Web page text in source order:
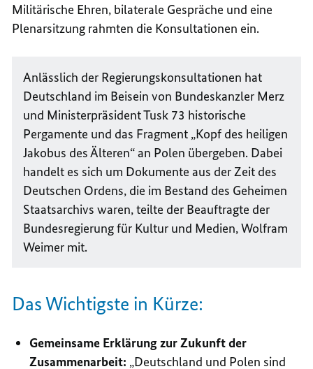
Militärische Ehren, bilaterale Gespräche und eine
Plenarsitzung rahmten die Konsultationen ein.
Anlässlich der Regierungskonsultationen hat
Deutschland im Beisein von Bundeskanzler Merz
und Ministerpräsident Tusk 73 historische
Pergamente und das Fragment „Kopf des heiligen
Jakobus des Älteren“ an Polen übergeben. Dabei
handelt es sich um Dokumente aus der Zeit des
Deutschen Ordens, die im Bestand des Geheimen
Staatsarchivs waren, teilte der Beauftragte der
Bundesregierung für Kultur und Medien, Wolfram
Weimer mit.
Das Wichtigste in Kürze:
Gemeinsame Erklärungzur Zukunft der
Zusammenarbeit: „Deutschland und Polen sind